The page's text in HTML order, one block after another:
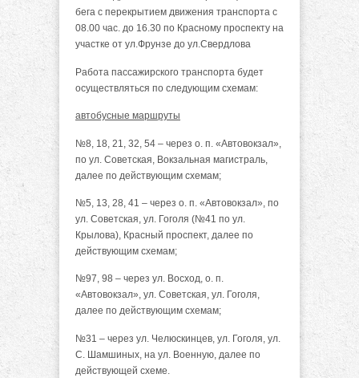
бега с перекрытием движения транспорта с
08.00 час. до 16.30 по Красному проспекту на
участке от ул.Фрунзе до ул.Свердлова
Работа пассажирского транспорта будет
осуществляться по следующим схемам:
автобусные маршруты
№8, 18, 21, 32, 54 – через о. п. «Автовокзал»,
по ул. Советская, Вокзальная магистраль,
далее по действующим схемам;
№5, 13, 28, 41 – через о. п. «Автовокзал», по
ул. Советская, ул. Гоголя (№41 по ул.
Крылова), Красный проспект, далее по
действующим схемам;
№97, 98 – через ул. Восход, о. п.
«Автовокзал», ул. Советская, ул. Гоголя,
далее по действующим схемам;
№31 – через ул. Челюскинцев, ул. Гоголя, ул.
С. Шамшиных, на ул. Военную, далее по
действующей схеме.